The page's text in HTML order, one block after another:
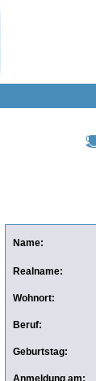
Name:
Realname:
Wohnort:
Beruf:
Geburtstag:
Anmeldung am: